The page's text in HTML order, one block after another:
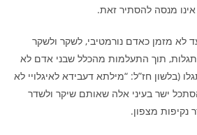
מנסה להסתיר זאת.
לא מזמן כאדם נורמטיבי, לשקר ולשקר
תוך התעלמות מהכלל שבני אדם לא
(בלשון חז”ל: “מילתא דעבידא לאיגלויי לא
ישר בעיני אלה שאותם שיקר ולשדר
נקיפות מצפון.